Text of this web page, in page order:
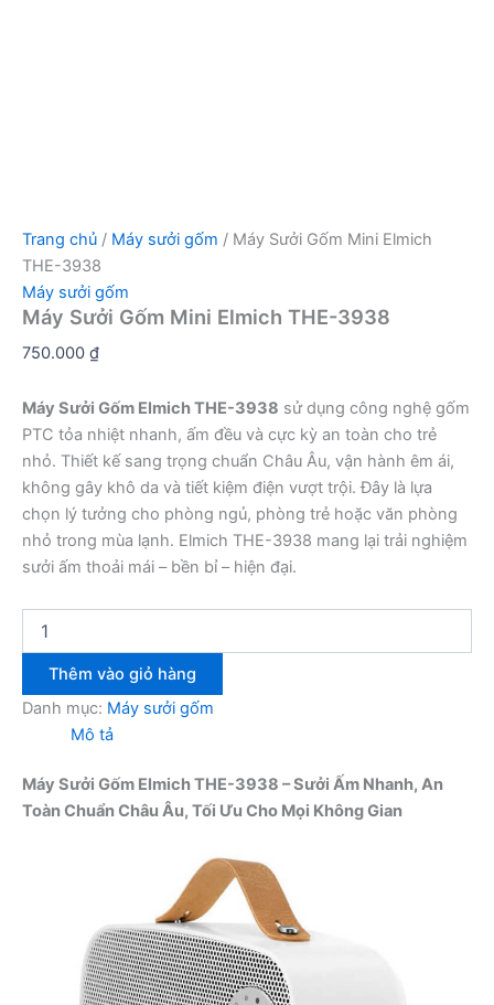
Trang chủ / Máy sưởi gốm / Máy Sưởi Gốm Mini Elmich
THE-3938
Máy sưởi gốm
Máy Sưởi Gốm Mini Elmich THE-3938
750.000 ₫
Máy Sưởi Gốm Elmich THE-3938 sử dụng công nghệ gốm
PTC tỏa nhiệt nhanh, ấm đều và cực kỳ an toàn cho trẻ
nhỏ. Thiết kế sang trọng chuẩn Châu Âu, vận hành êm ái,
không gây khô da và tiết kiệm điện vượt trội. Đây là lựa
chọn lý tưởng cho phòng ngủ, phòng trẻ hoặc văn phòng
nhỏ trong mùa lạnh. Elmich THE-3938 mang lại trải nghiệm
sưởi ấm thoải mái – bền bỉ – hiện đại.
Sưởi
Elmich
lượng
Thêm vào giỏ hàng
Danh mục: Máy sưởi gốm
Mô tả
Máy Sưởi Gốm Elmich THE-3938 – Sưởi Ấm Nhanh, An
Toàn Chuẩn Châu Âu, Tối Ưu Cho Mọi Không Gian